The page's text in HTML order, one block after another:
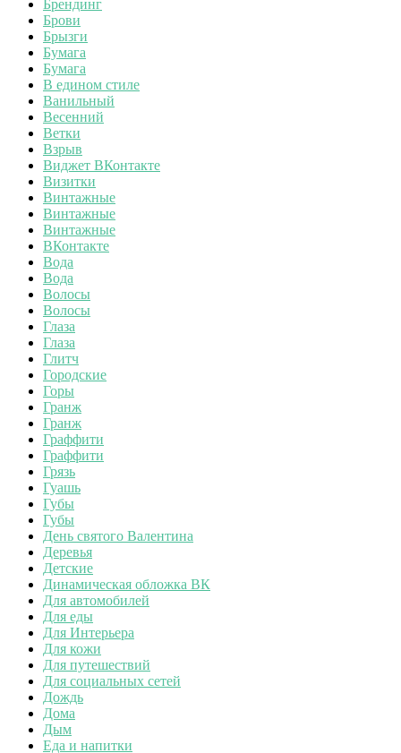
Брендинг
Брови
Брызги
Бумага
Бумага
В едином стиле
Ванильный
Весенний
Ветки
Взрыв
Виджет ВКонтакте
Визитки
Винтажные
Винтажные
Винтажные
ВКонтакте
Вода
Вода
Волосы
Волосы
Глаза
Глаза
Глитч
Городские
Горы
Гранж
Гранж
Граффити
Граффити
Грязь
Гуашь
Губы
Губы
День святого Валентина
Деревья
Детские
Динамическая обложка ВК
Для автомобилей
Для еды
Для Интерьера
Для кожи
Для путешествий
Для социальных сетей
Дождь
Дома
Дым
Еда и напитки